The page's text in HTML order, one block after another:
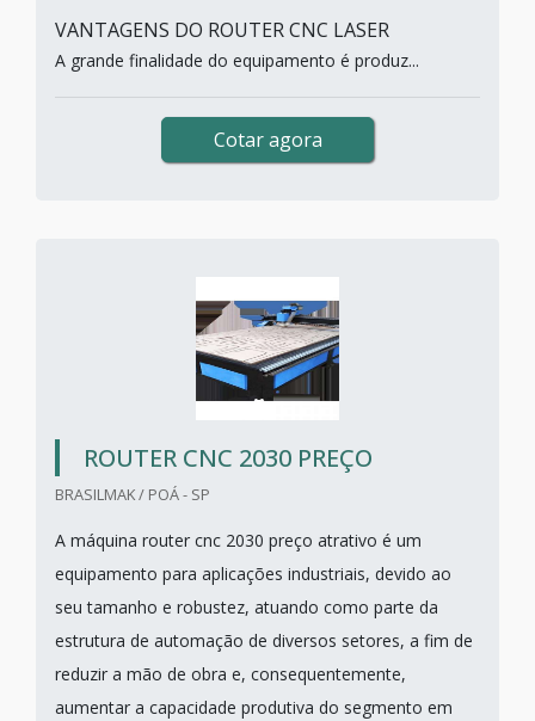
VANTAGENS DO ROUTER CNC LASER
A grande finalidade do equipamento é produz...
Cotar agora
ROUTER CNC 2030 PREÇO
BRASILMAK / POÁ - SP
A máquina router cnc 2030 preço atrativo é um
equipamento para aplicações industriais, devido ao
seu tamanho e robustez, atuando como parte da
estrutura de automação de diversos setores, a fim de
reduzir a mão de obra e, consequentemente,
aumentar a capacidade produtiva do segmento em